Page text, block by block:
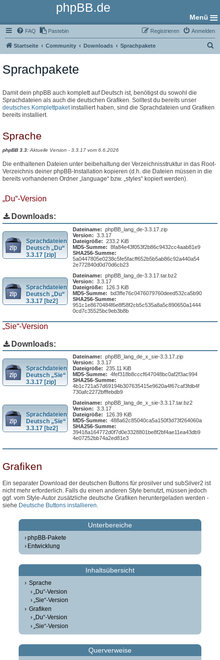
phpBB.de
Menü
FAQ Pastebin Anmelden
Registrieren
Startseite Community Downloads Sprachpakete
Sprachpakete
Damit dein phpBB auch komplett auf Deutsch ist, benötigst du sowohl die
Sprachdateien als auch die deutschen Grafiken. Solltest du bereits unser
deutsches Komplettpaketinstalliert haben, sind die Sprachdateien und Grafiken
bereits installiert.
Sprache
phpBB 3.3:Aktuelle Version - 3.3.17 vom 6.6.2026
Die enthaltenen Dateien unter beibehaltung der Verzeichnisstruktur in das Root-
Verzeichnis deiner phpBB-Installation kopieren (d.h. die Dateien müssen in die
bereits vorhandenen Ordner „language“ bzw. „styles“ kopiert werden).
„Du“-Version
Downloads:
Sprachdateien
Deutsch „Du“
3.3.17 [zip]
Dateiname: phpBB_lang_de-3.3.17.zip
Version: 3.3.17
Dateigröße: 233.2 KiB
MD5-Summe: 8fa84e43f053f2b86c9432cc4aab81e9
SHA256-Summe:
5a0447805e0238c5fe5facff652b5b5ab86c92a440a54
2e772840d0d70d6cb23
Sprachdateien
Deutsch „Du“
3.3.17 [bz2]
Dateiname: phpBB_lang_de-3.3.17.tar.bz2
Version: 3.3.17
Dateigröße:
126.3 KiB
MD5-Summe: bd3ffe76c0476079760deed532ca5b90
SHA256-Summe:
951c1e8670484f6e8f58f2cb5c535a8a5c890650a1444
0cd7c35525bc9eb3b8b
„Sie“-Version
Downloads:
Sprachdateien
Deutsch „Sie“
3.3.17 [zip]
Dateiname: phpBB_lang_de_x_sie-3.3.17.zip
Version: 3.3.17
Dateigröße: 235.11 KiB
MD5-Summe: 4fef318b8cccf647048bc0af2f3ac994
SHA256-Summe:
4b1c721a57d69194b307635415e9620a4f67caf3fdb4f
730afc2272bfffebdb9
Sprachdateien
Deutsch „Sie“
3.3.17 [bz2]
Dateiname: phpBB_lang_de_x_sie-3.3.17.tar.bz2
Version: 3.3.17
Dateigröße:
126.39 KiB
MD5-Summe: 488a62c85040ca5a150f3d73f264060a
SHA256-Summe:
39418a164772d0f7d0e3328801be8f2bf4ae11ea43db9
4e07252bb74a2ed81e3
Grafiken
Ein separater Download der deutschen Buttons für prosilver und subSilver2 ist
nicht mehr erforderlich. Falls du einen anderen Style benutzt, müssen jedoch
ggf. vom Style-Autor zusätzliche deutsche Grafiken heruntergeladen werden -
siehe Deutsche Buttons installieren.
Unterbereiche
phpBB-Pakete
Entwicklung
Inhaltsübersicht
Sprache
„Du“-Version
„Sie“-Version
Grafiken
„Du“-Version
„Sie“-Version
Querverweise